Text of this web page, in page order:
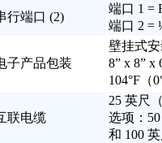
行端口 (2)
端口 1 =
端口 2 =
子产品包装
壁挂式安
8” x 8” x
104°F（
联电缆
25 英尺
选项：
和 100 英